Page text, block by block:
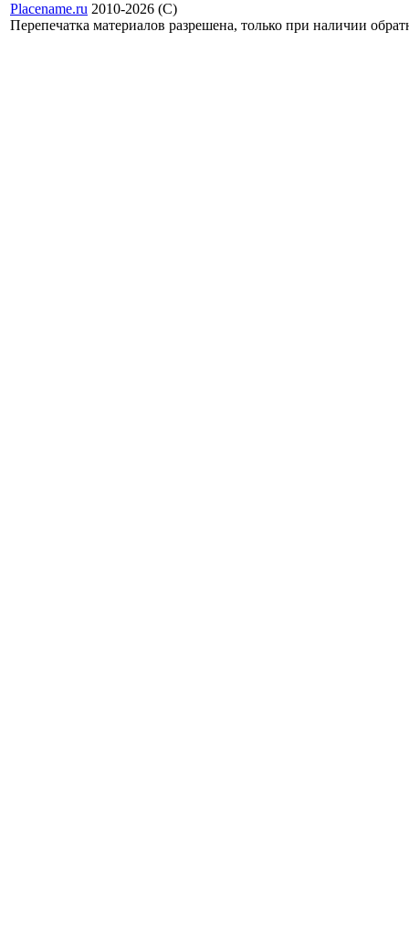
Placename.ru 2010-2026 (С)
Перепечатка материалов разрешена, только при наличии